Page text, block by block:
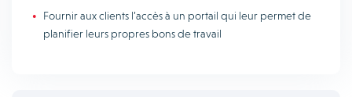
Fournir aux clients l’accès à un portail qui leur permet de
planifier leurs propres bons de travail